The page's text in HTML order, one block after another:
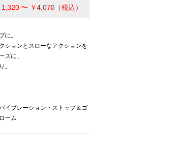
1,320 〜 ￥4,070（税込）
に。
ションとスローなアクションを
ズに、
。
イブレーション・ストップ＆ゴ
ーム